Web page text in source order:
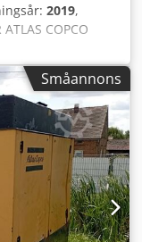
2019,
ATLAS COPCO
COPCO XAS 88
5,20 m³/min
- Tillverkningsår:
h Kompressorn
PLN Pris inkl.
en video som
Småannons